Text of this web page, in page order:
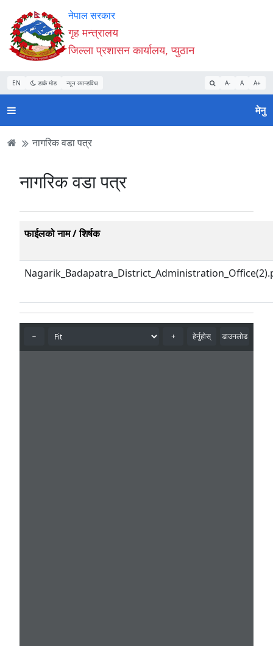
Accessibility
Mode
सुरु
गर्नुहोस्
सामाग्री
पढ्नुहाेस्
नेभिगेसन
पढ्नुहाेस्
वेबसाइट
खोजमा
जानुहोस्
नेपाल सरकार
गृह मन्त्रालय
जिल्ला प्रशासन कार्यालय, प्युठान
EN डार्क मोड न्यून व्यान्डविथ A- A A+
मेनु
नागरिक वडा पत्र
नागरिक वडा पत्र
फाईलको नाम / शिर्षक